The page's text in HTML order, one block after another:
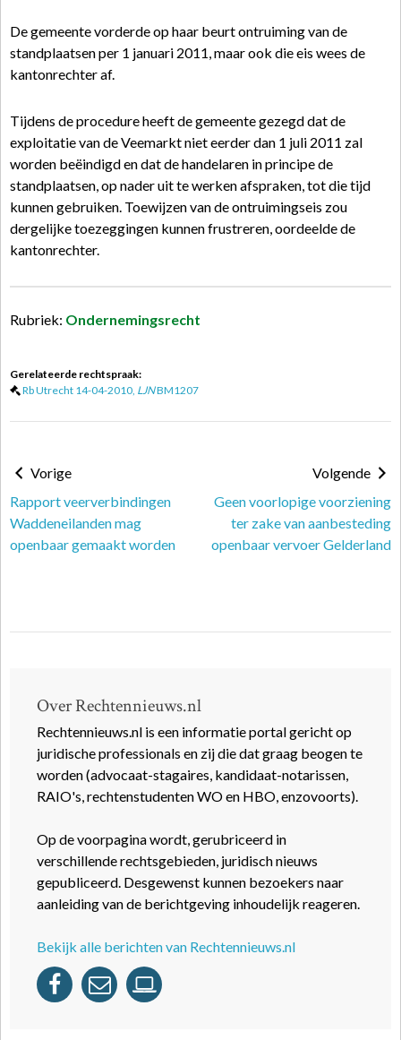
De gemeente vorderde op haar beurt ontruiming van de
standplaatsen per 1 januari 2011, maar ook die eis wees de
kantonrechter af.
Tijdens de procedure heeft de gemeente gezegd dat de
exploitatie van de Veemarkt niet eerder dan 1 juli 2011 zal
worden beëindigd en dat de handelaren in principe de
standplaatsen, op nader uit te werken afspraken, tot die tijd
kunnen gebruiken. Toewijzen van de ontruimingseis zou
dergelijke toezeggingen kunnen frustreren, oordeelde de
kantonrechter.
Rubriek: Ondernemingsrecht
Gerelateerde rechtspraak:
Rb Utrecht 14-04-2010, LJNBM1207
Vorige
Rapport veerverbindingen
Waddeneilanden mag
openbaar gemaakt worden
Volgende
Geen voorlopige voorziening
ter zake van aanbesteding
openbaar vervoer Gelderland
Over Rechtennieuws.nl
Rechtennieuws.nl is een informatie portal gericht op
juridische professionals en zij die dat graag beogen te
worden (advocaat-stagaires, kandidaat-notarissen,
RAIO's, rechtenstudenten WO en HBO, enzovoorts).
Op de voorpagina wordt, gerubriceerd in
verschillende rechtsgebieden, juridisch nieuws
gepubliceerd. Desgewenst kunnen bezoekers naar
aanleiding van de berichtgeving inhoudelijk reageren.
Bekijk alle berichten van Rechtennieuws.nl